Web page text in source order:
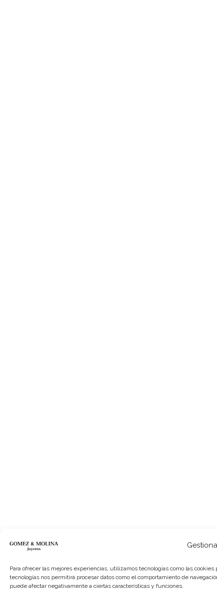
Para ofrecer las mejores experiencias, utilizamos tecnologías como las
tecnologías nos permitirá procesar datos como el comportamiento de
puede afectar negativamente a ciertas características y funciones.